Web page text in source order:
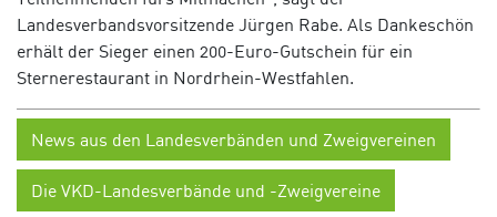
Landesverbandsvorsitzende Jürgen Rabe. Als Dankeschön
erhält der Sieger einen 200-Euro-Gutschein für ein
Sternerestaurant in Nordrhein-Westfahlen.
News aus den Landesverbänden und Zweigvereinen
Die VKD-Landesverbände und -Zweigvereine